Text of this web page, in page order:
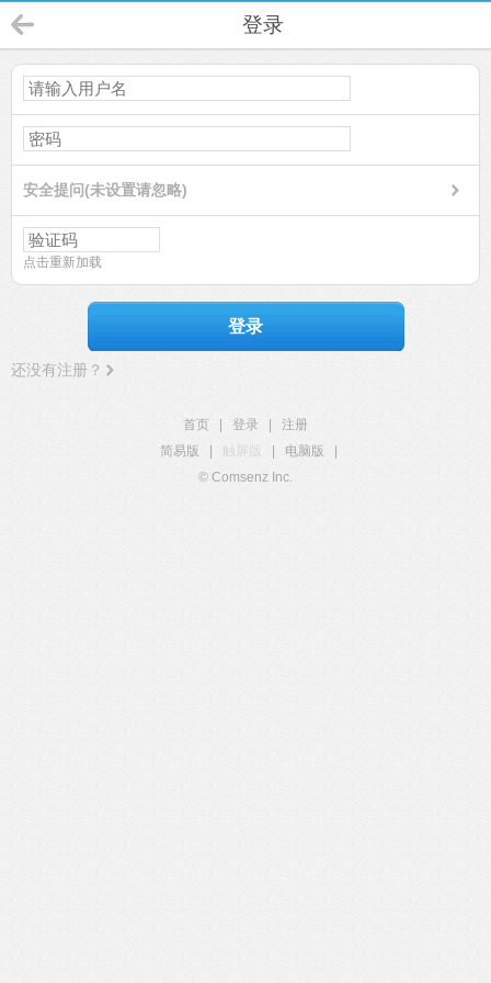
登录
安全提问(未设置请忽略)
点击重新加载
登录
还没有注册？
首页 登录
注册
简易版
触屏版 电脑版
© Comsenz Inc.